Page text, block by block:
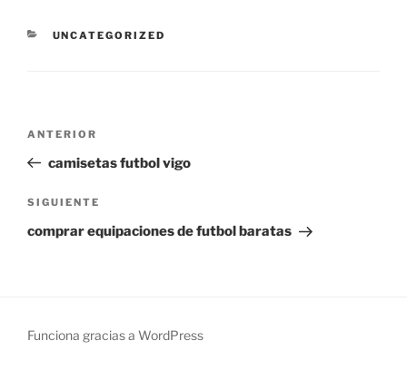
CATEGORÍAS
UNCATEGORIZED
entradas
Entrada
anterior:
ANTERIOR
camisetas futbol vigo
Siguiente
entrada
SIGUIENTE
comprar equipaciones de futbol baratas
Funciona gracias a WordPress